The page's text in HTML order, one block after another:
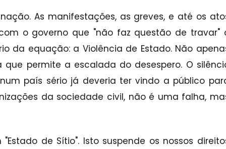
As manifestações, as greves, e até os
o governo que "não faz questão de travar"
da equação: a Violência de Estado. Não
permite a escalada do desespero. O
país sério já deveria ter vindo a público
da sociedade civil, não é uma falha,
de Sítio". Isto suspende os nossos